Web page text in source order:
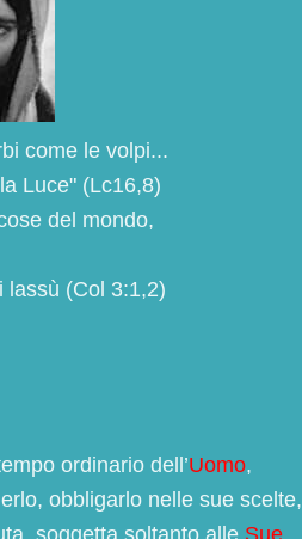
come le volpi...
Luce" (Lc16,8)
del mondo,
lassù (Col 3:1,2)
ordinario dell’Uomo,
obbligarlo nelle sue scelte,
soggetta soltanto alle Sue